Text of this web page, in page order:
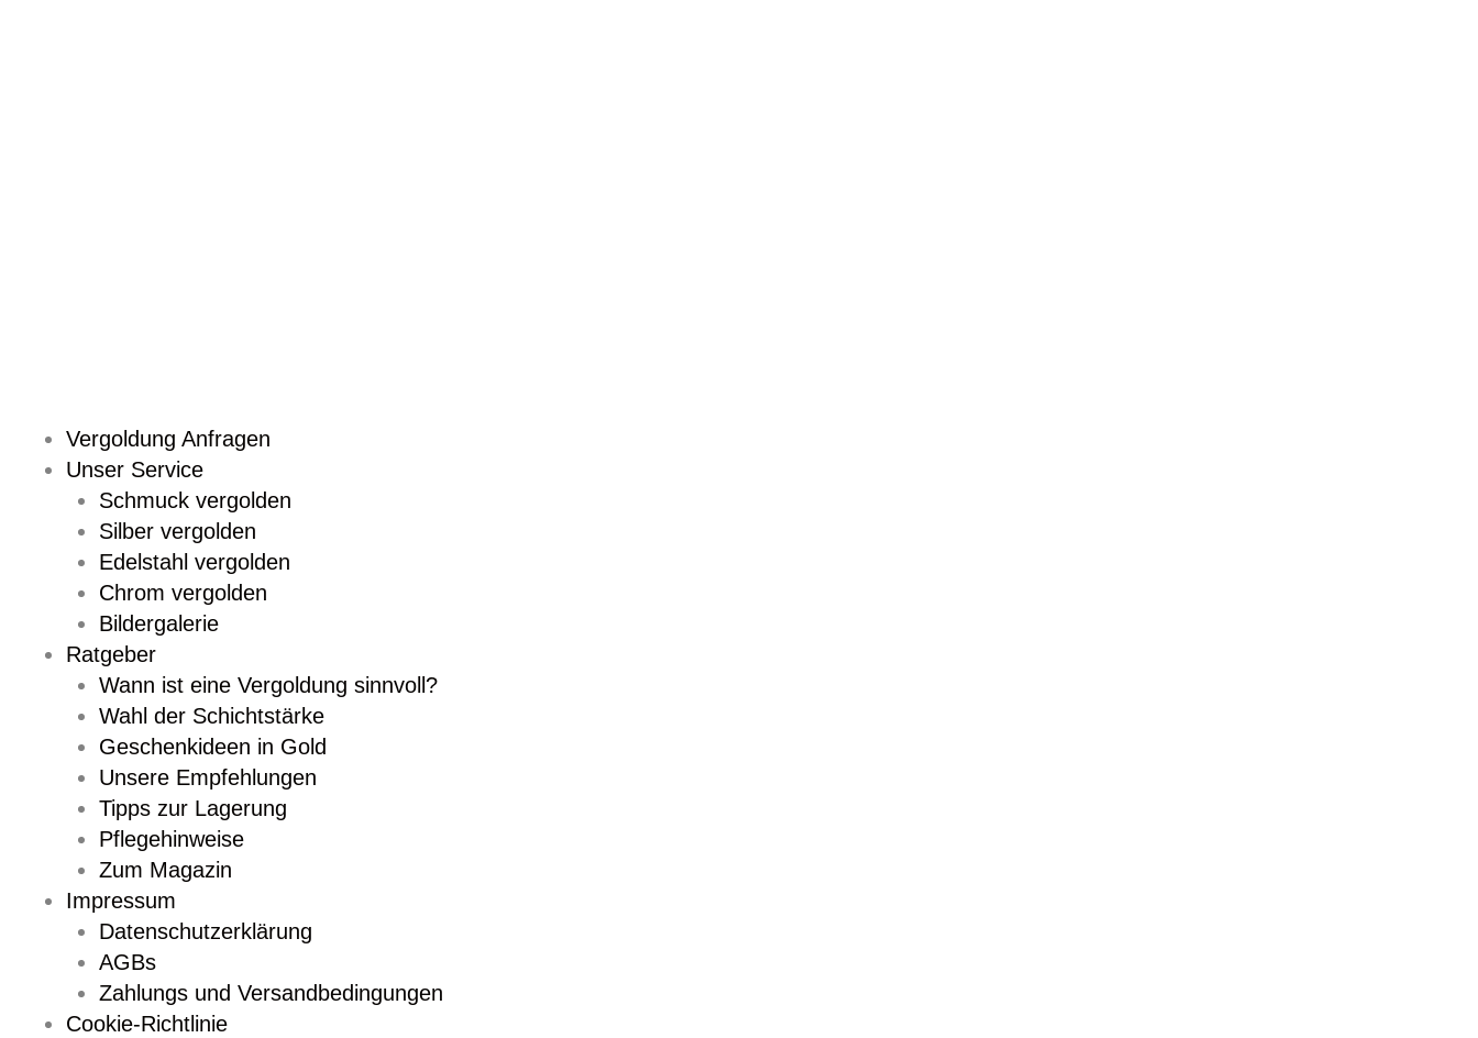
Vergoldung Anfragen
Unser Service
Schmuck vergolden
Silber vergolden
Edelstahl vergolden
Chrom vergolden
Bildergalerie
Ratgeber
Wann ist eine Vergoldung sinnvoll?
Wahl der Schichtstärke
Geschenkideen in Gold
Unsere Empfehlungen
Tipps zur Lagerung
Pflegehinweise
Zum Magazin
Impressum
Datenschutzerklärung
AGBs
Zahlungs und Versandbedingungen
Cookie-Richtlinie